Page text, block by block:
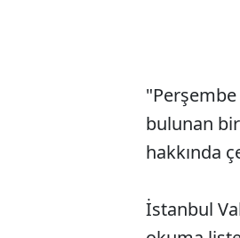
bulunan
hakkında
İstanbul